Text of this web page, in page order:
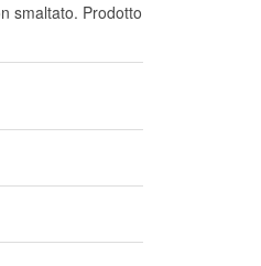
smaltato. Prodotto